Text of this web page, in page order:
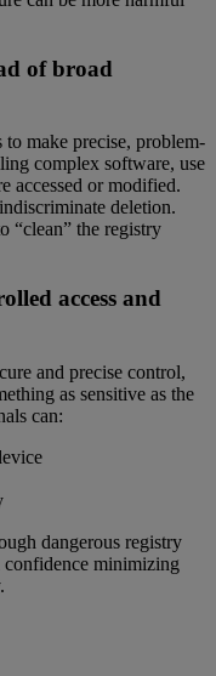
of broad
to make precise, problem-
complex software, use
accessed or modified.
deletion.
“clean” the registry
access and
and precise control,
as sensitive as the
can:
dangerous registry
minimizing